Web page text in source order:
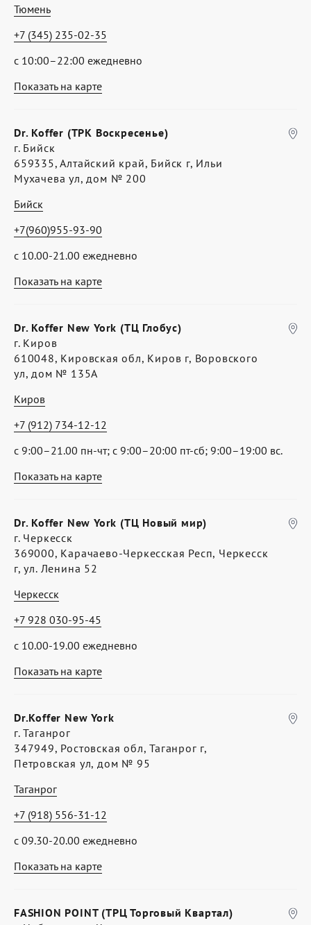
Показать на карте
Тюмень
с 10:00–22:00 ежедневно
+7 (345) 235-02-35
Показать на карте
Dr. Koffer (ТРК Воскресенье)
г. Бийск
659335, Алтайский край, Бийск г, Ильи
Мухачева ул, дом № 200
Бийск
с 10.00-21.00 ежедневно
+7(960)955-93-90
Показать на карте
Dr. Koffer New York (ТЦ Глобус)
г. Киров
610048, Кировская обл, Киров г, Воровского
ул, дом № 135А
Киров
с 9:00–21.00 пн-чт; с 9:00–20:00 пт-сб; 9:00–19:00 вс.
+7 (912) 734-12-12
Показать на карте
Dr. Koffer New York (ТЦ Новый мир)
г. Черкесск
369000, Карачаево-Черкесская Респ, Черкесск
г, ул. Ленина 52
Черкесск
с 10.00-19.00 ежедневно
+7 928 030-95-45
Показать на карте
Dr.Koffer New York
г. Таганрог
347949, Ростовская обл, Таганрог г,
Петровская ул, дом № 95
Таганрог
с 09.30-20.00 ежедневно
+7 (918) 556-31-12
FASHION POINT (ТРЦ Торговый Квартал)